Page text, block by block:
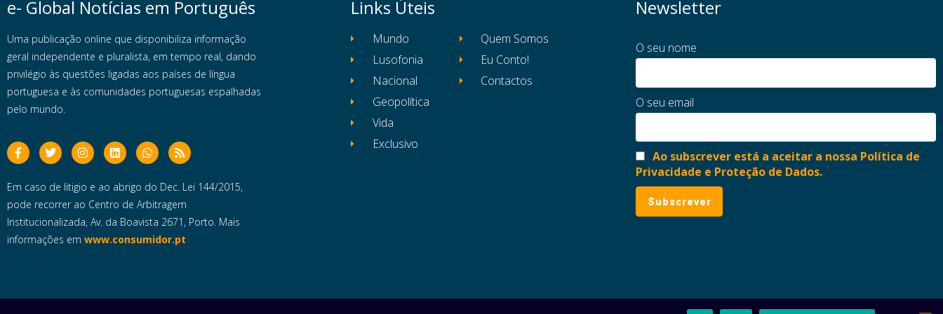
e- Global Notícias em Português
Uma publicação online que disponibiliza informação
geral independente e pluralista, em tempo real, dando
privilégio às questões ligadas aos países de língua
portuguesa e às comunidades portuguesas espalhadas
pelo mundo.
Em caso de litigio e ao abrigo do Dec. Lei 144/2015,
pode recorrer ao Centro de Arbitragem
Institucionalizada, Av. da Boavista 2671, Porto. Mais
informações em www.consumidor.pt
Links Úteis
Mundo
Lusofonia
Nacional
Geopolítica
Vida
Exclusivo
Quem Somos
Eu Conto!
Contactos
Newsletter
O seu nome
O seu email
Ao subscrever está a aceitar a nossa Política de
Privacidade e Proteção de Dados.